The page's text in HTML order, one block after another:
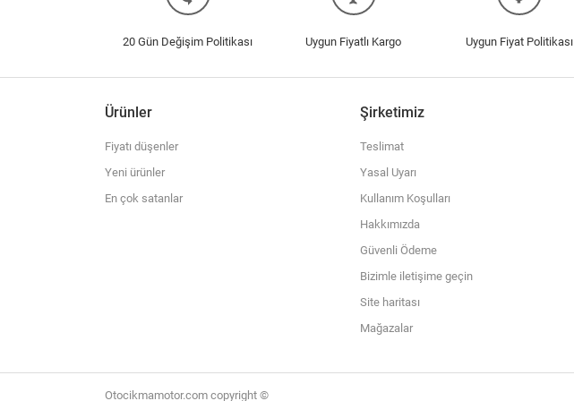
20 Gün Değişim Politikası Uygun Fiyatlı Kargo Uygun Fiyat Politikası
Ürünler
Fiyatı düşenler
Yeni ürünler
En çok satanlar
Şirketimiz
Teslimat
Yasal Uyarı
Kullanım Koşulları
Hakkımızda
Güvenli Ödeme
Bizimle iletişime geçin
Site haritası
Mağazalar
Otocikmamotor.com copyright ©